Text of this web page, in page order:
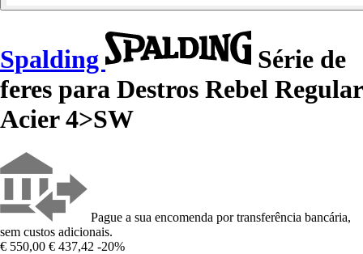
Spalding
Série de
feres para Destros Rebel Regular
Acier 4>SW
Pague a sua encomenda por transferência bancária,
sem custos adicionais.
€ 550,00 € 437,42 -20%